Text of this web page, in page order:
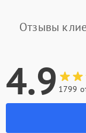
Отзывы
4.9 1799